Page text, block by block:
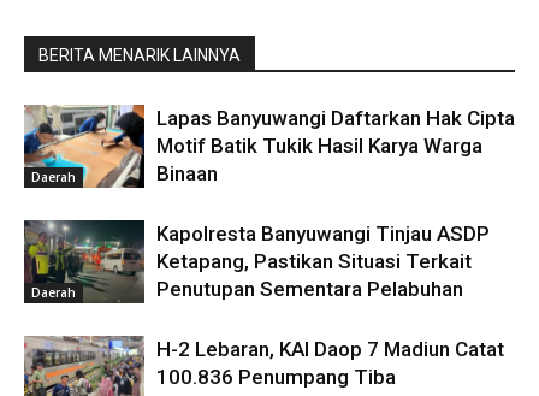
BERITA MENARIK LAINNYA
Daerah
Lapas Banyuwangi Daftarkan Hak Cipta
Motif Batik Tukik Hasil Karya Warga
Binaan
Daerah
Kapolresta Banyuwangi Tinjau ASDP
Ketapang, Pastikan Situasi Terkait
Penutupan Sementara Pelabuhan
H-2 Lebaran, KAI Daop 7 Madiun Catat
100.836 Penumpang Tiba